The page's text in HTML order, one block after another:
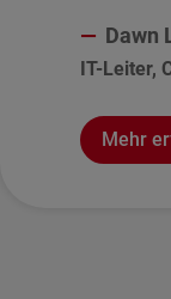
Dawn
IT-Leiter,
Mehr